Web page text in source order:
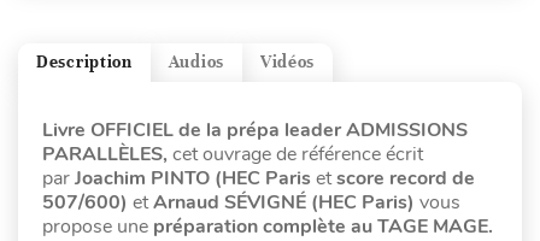
Vidéos
Audios
Description
Livre OFFICIEL de la prépa leader ADMISSIONS
PARALLÈLES, cet ouvrage de référence écrit
parJoachim PINTO (HEC Paris etscore record de
507/600) etArnaud SÉVIGNÉ (HEC Paris) vous
propose une préparation complète au TAGE MAGE.